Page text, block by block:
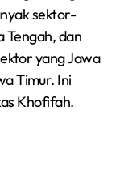
sektor-
Tengah, dan
yang Jawa
Timur. Ini
Khofifah.